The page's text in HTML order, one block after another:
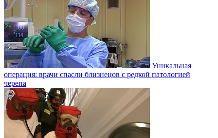
Уникальная
операция: врачи спасли близнецов с редкой патологией
черепа